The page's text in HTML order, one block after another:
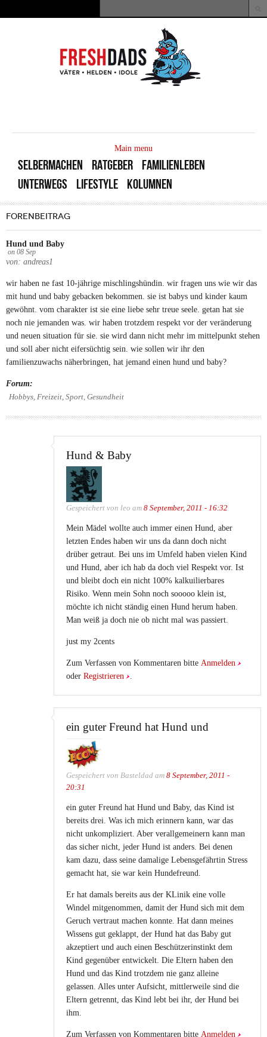
Suchformular
Main menu
SELBERMACHEN RATGEBER
FAMILIENLEBEN
UNTERWEGS
LIFESTYLE KOLUMNEN
FORENBEITRAG
Hund und Baby
on 08 Sep
von: andreas1
wir haben ne fast 10-jährige mischlingshündin. wir fragen uns wie wir das
mit hund und baby gebacken bekommen. sie ist babys und kinder kaum
gewöhnt. vom charakter ist sie eine liebe sehr treue seele. getan hat sie
noch nie jemanden was. wir haben trotzdem respekt vor der veränderung
und neuen situation für sie. sie wird dann nicht mehr im mittelpunkt stehen
und soll aber nicht eifersüchtig sein. wie sollen wir ihr den
familienzuwachs näherbringen, hat jemand einen hund und baby?
Forum:
Hobbys, Freizeit, Sport, Gesundheit
Hund & Baby
Gespeichert von leo am 8 September, 2011 - 16:32
Mein Mädel wollte auch immer einen Hund, aber
letzten Endes haben wir uns da dann doch nicht
drüber getraut. Bei uns im Umfeld haben vielen Kind
und Hund, aber ich hab da doch viel Respekt vor. Ist
und bleibt doch ein nicht 100% kalkuilierbares
Risiko. Wenn mein Sohn noch sooooo klein ist,
möchte ich nicht ständig einen Hund herum haben.
Man weiß ja doch nie ob nicht mal was passiert.
just my 2cents
Zum Verfassen von Kommentaren bitte Anmelden
oder Registrieren .
ein guter Freund hat Hund und
Gespeichert von Basteldad am 8 September, 2011 -
20:31
ein guter Freund hat Hund und Baby, das Kind ist
bereits drei. Was ich mich erinnern kann, war das
nicht unkompliziert. Aber verallgemeinern kann man
das sicher nicht, jeder Hund ist anders. Bei denen
kam dazu, dass seine damalige Lebensgefährtin Stress
gemacht hat, sie war kein Hundefreund.
Er hat damals bereits aus der KLinik eine volle
Windel mitgenommen, damit der Hund sich mit dem
Geruch vertraut machen konnte. Hat dann meines
Wissens gut geklappt, der Hund hat das Baby gut
akzeptiert und auch einen Beschützerinstinkt dem
Kind gegenüber entwickelt. Die Eltern haben den
Hund und das Kind trotzdem nie ganz alleine
gelassen. Alles unter Aufsicht, mittlerweile sind die
Eltern getrennt, das Kind lebt bei ihr, der Hund bei
ihm.
Zum Verfassen von Kommentaren bitte Anmelden